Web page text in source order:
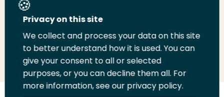
Deel deze pagina
Deel
LinkedIn
Deel
op
Twitter
Deel
op
Facebook
Email
deze
pagina
Print
deze
pagina
Privacy on this site
We collect and process your data on this site
to better understand how it is used. You can
give your consent to all or selected
purposes, or you can decline them all. For
more information, see our privacy policy.